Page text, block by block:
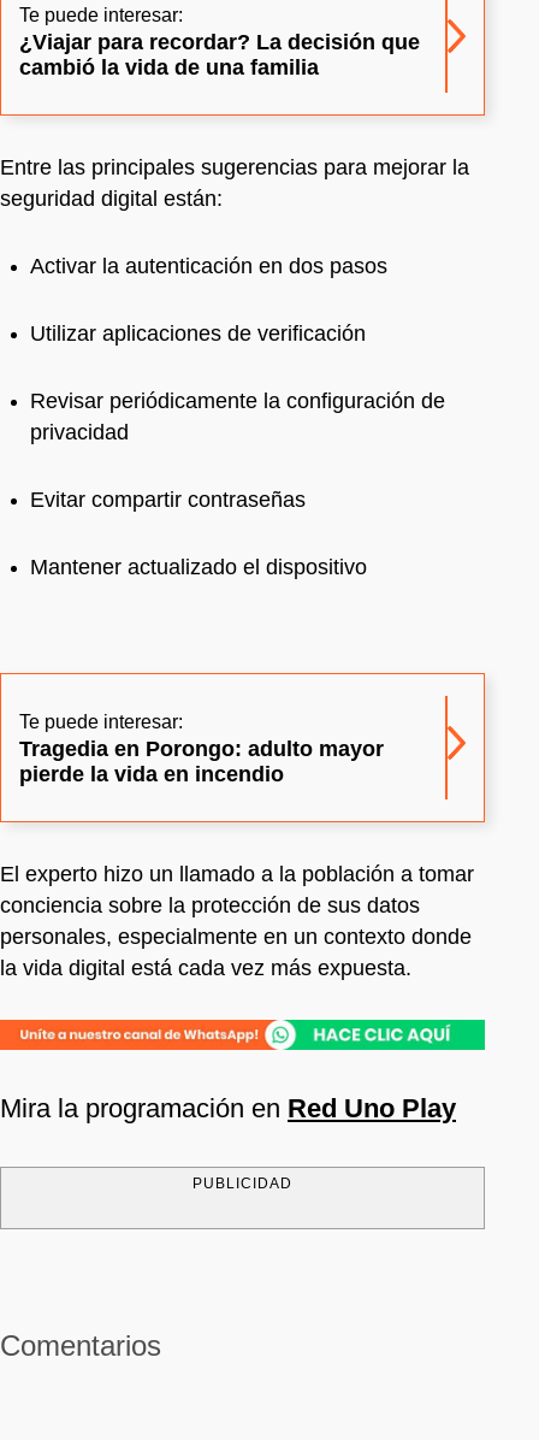
Te puede interesar:
¿Viajar para recordar? La decisión que
cambió la vida de una familia
Entre las principales sugerencias para mejorar la
seguridad digital están:
Activar la autenticación en dos pasos
Utilizar aplicaciones de verificación
Revisar periódicamente la configuración de
privacidad
Evitar compartir contraseñas
Mantener actualizado el dispositivo
Te puede interesar:
Tragedia en Porongo: adulto mayor
pierde la vida en incendio
El experto hizo un llamado a la población a tomar
conciencia sobre la protección de sus datos
personales, especialmente en un contexto donde
la vida digital está cada vez más expuesta.
Mira la programación en Red Uno Play
PUBLICIDAD
Comentarios